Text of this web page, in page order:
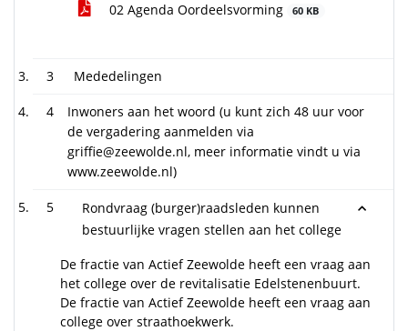
02 Agenda Oordeelsvorming
60 KB
3 Mededelingen
4
Inwoners aan het woord (u kunt zich 48 uur voor
de vergadering aanmelden via
griffie@zeewolde.nl, meer informatie vindt u via
www.zeewolde.nl)
5
Rondvraag (burger)raadsleden kunnen
bestuurlijke vragen stellen aan het college
De fractie van Actief Zeewolde heeft een vraag aan
het college over de revitalisatie Edelstenenbuurt.
De fractie van Actief Zeewolde heeft een vraag aan
college over straathoekwerk.